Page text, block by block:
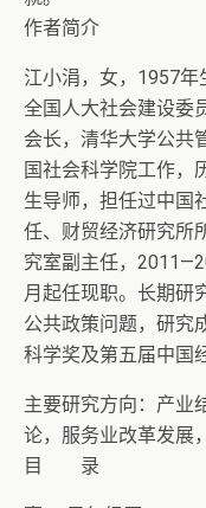
作者简介
江小涓，女，1957年
全国人大社会建设委
会长，清华大学公共
国社会科学院工作，
生导师，担任过中国
任、财贸经济研究所
究室副主任，
月起任现职。长期研
公共政策问题，研究
科学奖及第五届中国
主要研究方向：产业
论，服务业改革发展
目 录